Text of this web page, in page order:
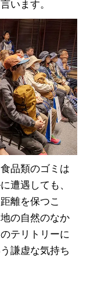
います。
品類のゴミは
遭遇しても、
離を保つこ
の自然のなか
テリトリーに
謙虚な気持ち